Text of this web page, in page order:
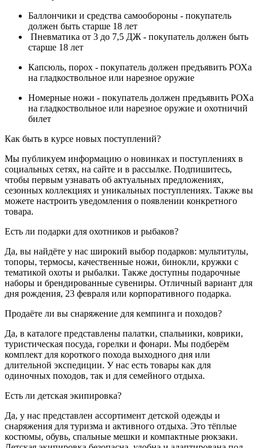
Баллончики и средства самообороны - покупатель
должен быть старше 18 лет
Пневматика от 3 до 7,5 ДЖ - покупатель должен быть
старше 18 лет
Капсюль, порох - покупатель должен предъявить РОХа
на гладкоствольное или нарезное оружие
Номерные ножи - покупатель должен предъявить РОХа
на гладкоствольное или нарезное оружие и охотничий
билет
Как быть в курсе новых поступлений?
Мы публикуем информацию о новинках и поступлениях в
социальных сетях, на сайте и в рассылке. Подпишитесь,
чтобы первым узнавать об актуальных предложениях,
сезонных коллекциях и уникальных поступлениях. Также вы
можете настроить уведомления о появлении конкретного
товара.
Есть ли подарки для охотников и рыбаков?
Да, вы найдёте у нас широкий выбор подарков: мультитулы,
топоры, термосы, качественные ножи, бинокли, кружки с
тематикой охоты и рыбалки. Также доступны подарочные
наборы и брендированные сувениры. Отличный вариант для
дня рождения, 23 февраля или корпоративного подарка.
Продаёте ли вы снаряжение для кемпинга и походов?
Да, в каталоге представлены палатки, спальники, коврики,
туристическая посуда, горелки и фонари. Мы подберём
комплект для короткого похода выходного дня или
длительной экспедиции. У нас есть товары как для
одиночных походов, так и для семейного отдыха.
Есть ли детская экипировка?
Да, у нас представлен ассортимент детской одежды и
снаряжения для туризма и активного отдыха. Это тёплые
костюмы, обувь, спальные мешки и компактные рюкзаки.